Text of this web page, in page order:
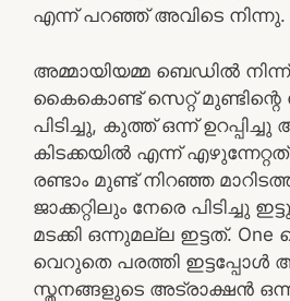
എന്ന് പറഞ്ഞ് അവിടെ നിന്നു.
അമ്മായിയമ്മ ബെഡിൽ
കൈകൊണ്ട് സെറ്റ്
പിടിച്ചു, കുത്ത് ഒന്ന്
കിടക്കയിൽ എന്ന്
രണ്ടാം മുണ്ട് നിറഞ്ഞ
ജാക്കറ്റിലും നേരെ പിടിച്ചു
മടക്കി ഒന്നുമല്ല ഇട്ടത്.
വെറുതെ പരത്തി ഇട്ടപ്പോൾ
സ്തനങ്ങളുടെ അട്രാക്ഷൻ